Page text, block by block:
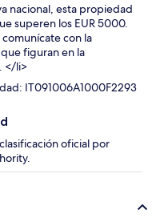
nacional, esta propiedad
superen los EUR 5000.
con la
figuran en la
</li>
IT091006A1000F2293
oficial por